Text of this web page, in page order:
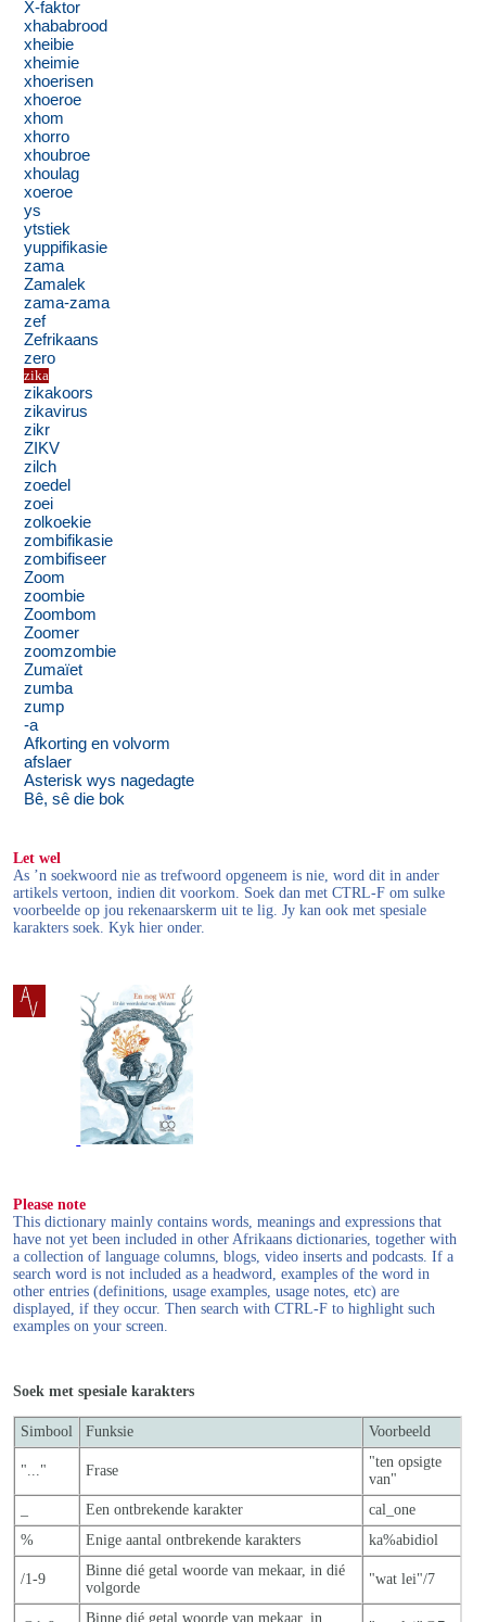
X-faktor
xhababrood
xheibie
xheimie
xhoerisen
xhoeroe
xhom
xhorro
xhoubroe
xhoulag
xoeroe
ys
ytstiek
yuppifikasie
zama
Zamalek
zama-zama
zef
Zefrikaans
zero
zika
zikakoors
zikavirus
zikr
ZIKV
zilch
zoedel
zoei
zolkoekie
zombifikasie
zombifiseer
Zoom
zoombie
Zoombom
Zoomer
zoomzombie
Zumaïet
zumba
zump
-a
Afkorting en volvorm
afslaer
Asterisk wys nagedagte
Bê, sê die bok
Let wel
As ’n soekwoord nie as trefwoord opgeneem is nie, word dit in ander
artikels vertoon, indien dit voorkom. Soek dan met CTRL-F om sulke
voorbeelde op jou rekenaarskerm uit te lig. Jy kan ook met spesiale
karakters soek. Kyk hier onder.
Please note
This dictionary mainly contains words, meanings and expressions that
have not yet been included in other Afrikaans dictionaries, together with
a collection of language columns, blogs, video inserts and podcasts. If a
search word is not included as a headword, examples of the word in
other entries (definitions, usage examples, usage notes, etc) are
displayed, if they occur. Then search with CTRL-F to highlight such
examples on your screen.
Soek met spesiale karakters
Simbool Funksie Voorbeeld
"..." Frase
"ten opsigte
van"
Een ontbrekende karakter
cal_one
%
Enige aantal ontbrekende karakters ka%abidiol
/1-9
Binne dié getal woorde van mekaar, in dié
volgorde
"wat lei"/7
Binne dié getal woorde van mekaar, in